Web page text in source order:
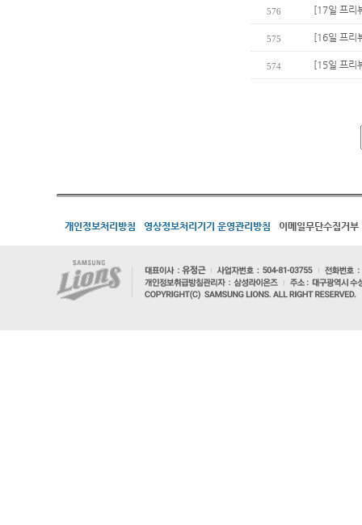
576 [17일 프리
575 [16일 프리
574 [15일 프리
개인정보처리방침 영상정보처리기기 운영관리방침 이메일무단수집거부